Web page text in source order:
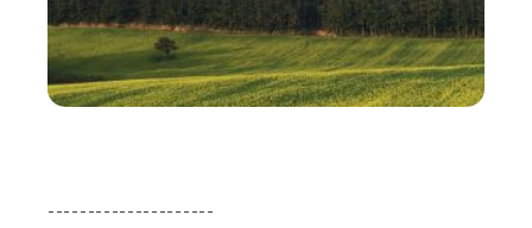
---------------------